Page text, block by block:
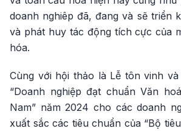
doanh nghiêp đã, đang và sẽ triển
và phát huy tác động tích cực của
hóa.
Cùng với hội thảo là Lễ tôn vinh
“Doanh nghiệp đạt chuẩn Văn
Nam” năm 2024 cho các doanh
xuất sắc các tiêu chuẩn của “Bộ